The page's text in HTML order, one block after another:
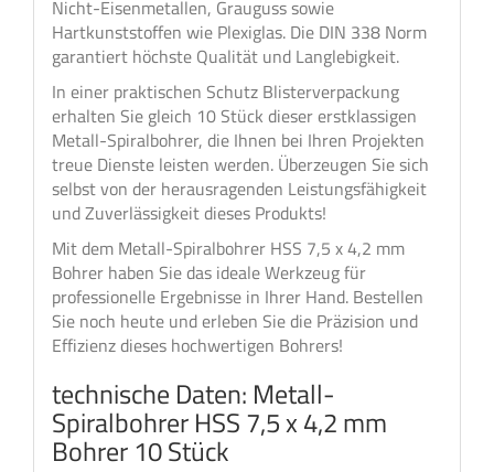
Nicht-Eisenmetallen, Grauguss sowie
Hartkunststoffen wie Plexiglas. Die DIN 338 Norm
garantiert höchste Qualität und Langlebigkeit.
In einer praktischen Schutz Blisterverpackung
erhalten Sie gleich 10 Stück dieser erstklassigen
Metall-Spiralbohrer, die Ihnen bei Ihren Projekten
treue Dienste leisten werden. Überzeugen Sie sich
selbst von der herausragenden Leistungsfähigkeit
und Zuverlässigkeit dieses Produkts!
Mit dem Metall-Spiralbohrer HSS 7,5 x 4,2 mm
Bohrer haben Sie das ideale Werkzeug für
professionelle Ergebnisse in Ihrer Hand. Bestellen
Sie noch heute und erleben Sie die Präzision und
Effizienz dieses hochwertigen Bohrers!
technische Daten: Metall-
Spiralbohrer HSS 7,5 x 4,2 mm
Bohrer 10 Stück